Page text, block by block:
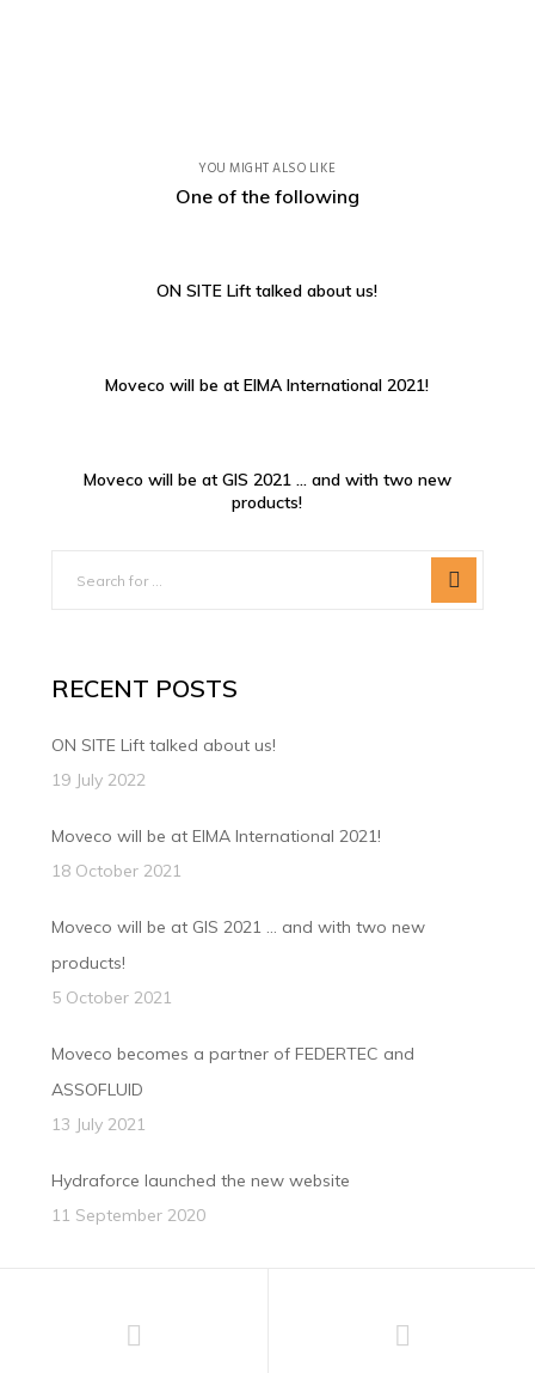
YOU MIGHT ALSO LIKE
One of the following
ON SITE Lift talked about us!
Moveco will be at EIMA International 2021!
Moveco will be at GIS 2021 … and with two new
products!
RECENT POSTS
ON SITE Lift talked about us!
19 July 2022
Moveco will be at EIMA International 2021!
18 October 2021
Moveco will be at GIS 2021 … and with two new
products!
5 October 2021
Moveco becomes a partner of FEDERTEC and
ASSOFLUID
13 July 2021
Hydraforce launched the new website
11 September 2020